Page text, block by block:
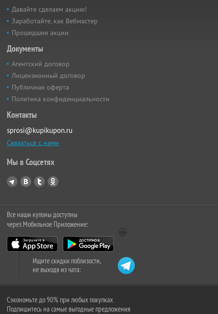
Давайте сделаем акцию!
Заработайте, как Вебмастер
Прошедшие акции
Документы
Агентский договор
Лицензионный договор
Публичная оферта
Политика конфиденциальности
Контакты
sprosi@kupikupon.ru
Связаться с нами
Мы в Соцсетях
Все наши купоны доступны
через Мобильное Приложение:
Ищите скидки поблизости,
не выходя из чата:
Сэкономьте до 90% при любых покупках
Подпишитесь на самые выгодные предложения